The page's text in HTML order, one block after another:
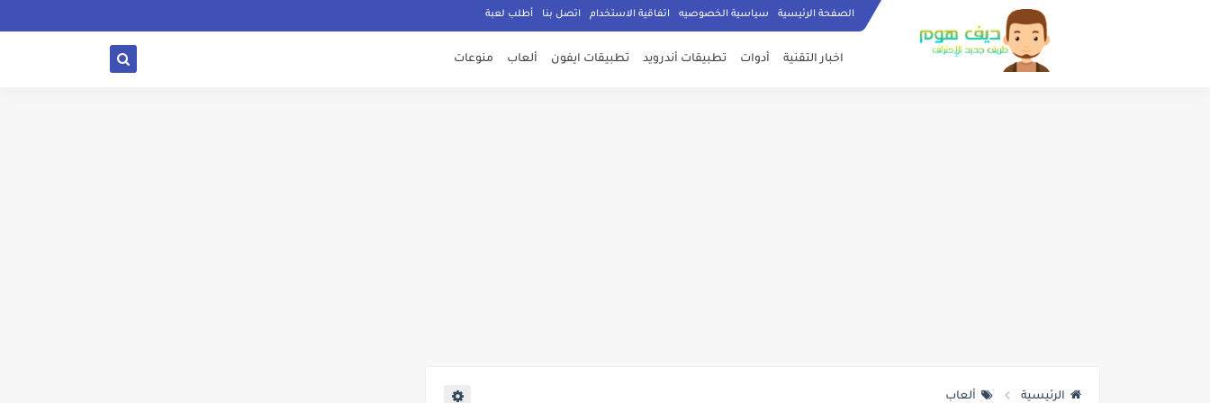
الصفحة الرئيسية سياسية الخصوصيه اتفاقية الاستخدام اتصل بنا أطلب لعبة
اخبار التقنية أدوات تطبيقات أندرويد تطبيقات ايفون ألعاب منوعات
الرئيسية ألعاب